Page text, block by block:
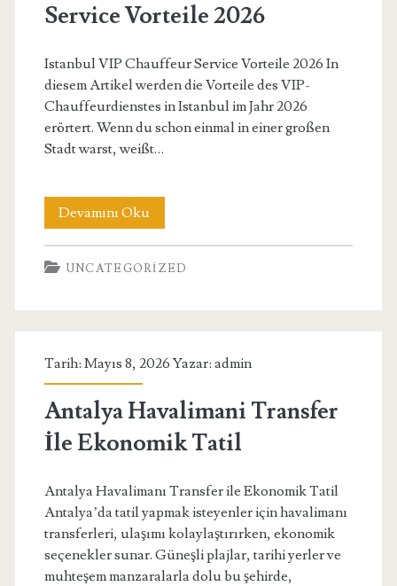
Service Vorteile 2026
Istanbul VIP Chauffeur Service Vorteile 2026 In
diesem Artikel werden die Vorteile des VIP-
Chauffeurdienstes in Istanbul im Jahr 2026
erörtert. Wenn du schon einmal in einer großen
Stadt warst, weißt…
Devamını Okuİstanbul
Vip
Chauffeur
2026
UNCATEGORIZED
Tarih: Mayıs 8, 2026 Yazar: admin
Antalya Havalimani Transfer
İle Ekonomik Tatil
Antalya Havalimanı Transfer ile Ekonomik Tatil
Antalya’da tatil yapmak isteyenler için havalimanı
transferleri, ulaşımı kolaylaştırırken, ekonomik
seçenekler sunar. Güneşli plajlar, tarihi yerler ve
muhteşem manzaralarla dolu bu şehirde,